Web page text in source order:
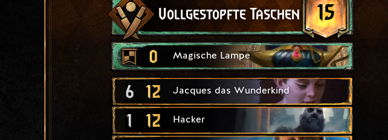
Vollgestopfte Taschen 15
0 Magische Lampe
6 12 Jacques das Wunderkind
1 12 Hacker